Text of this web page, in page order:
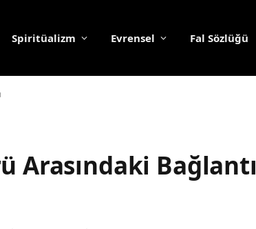
Spiritüalizm Evrensel Fal Sözlüğü
Arasındaki Bağlantı